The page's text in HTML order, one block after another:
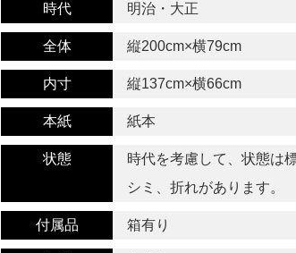
時代 明治・大正
全体 縦200cm×横79cm
内寸 縦137cm×横66cm
本紙 紙本
状態
時代を考慮して、状態は
シミ、折れがあります。
付属品 箱有り